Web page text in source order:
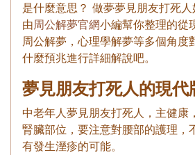
是什麼意思？ 做夢夢見朋友打死
由周公解夢官網小編幫你整理的從
周公解夢，心理學解夢等多個角度
什麼預兆進行詳細解說吧。
夢見朋友打死人的現代
中老年人夢見朋友打死人，主健康
腎臟部位，要注意對腰部的護理，
有發生溼疹的可能。